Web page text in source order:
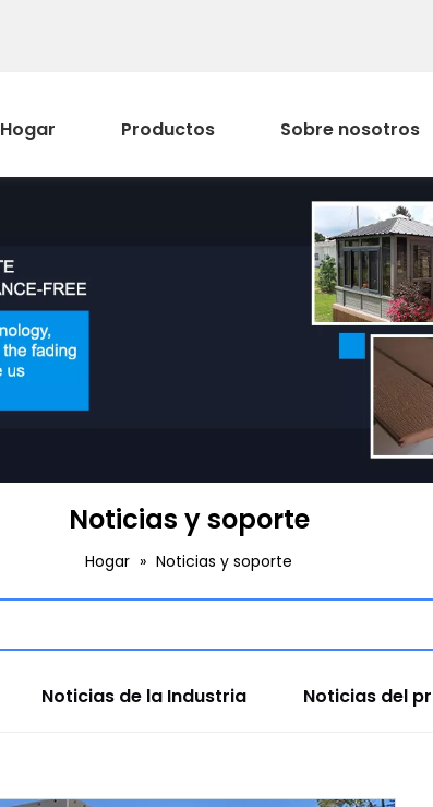
Hogar Productos Sobre nosotros
Noticias y soporte
Hogar » Noticias y soporte
Noticias de la Industria Noticias del